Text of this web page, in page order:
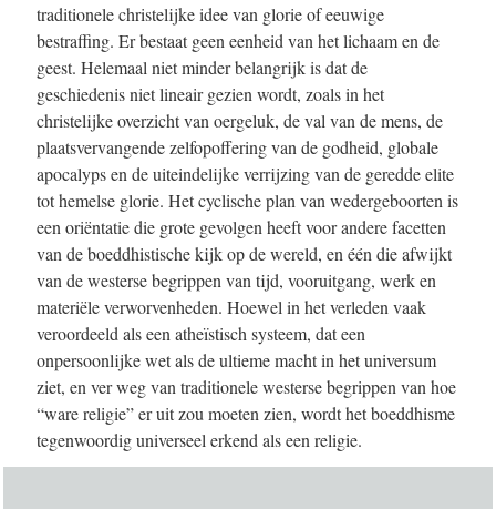
traditionele christelijke idee van glorie of eeuwige
bestraffing. Er bestaat geen eenheid van het lichaam en de
geest. Helemaal niet minder belangrijk is dat de
geschiedenis niet lineair gezien wordt, zoals in het
christelijke overzicht van oergeluk, de val van de mens, de
plaatsvervangende zelfopoffering van de godheid, globale
apocalyps en de uiteindelijke verrijzing van de geredde elite
tot hemelse glorie. Het cyclische plan van wedergeboorten is
een oriëntatie die grote gevolgen heeft voor andere facetten
van de boeddhistische kijk op de wereld, en één die afwijkt
van de westerse begrippen van tijd, vooruitgang, werk en
materiële verworvenheden. Hoewel in het verleden vaak
veroordeeld als een atheïstisch systeem, dat een
onpersoonlijke wet als de ultieme macht in het universum
ziet, en ver weg van traditionele westerse begrippen van hoe
“ware religie” er uit zou moeten zien, wordt het boeddhisme
tegenwoordig universeel erkend als een religie.